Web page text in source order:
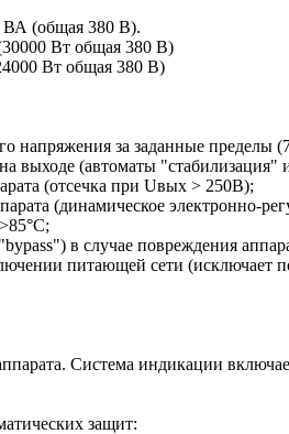
ВА (общая 380 В).
Вт общая 380 В)
Вт общая 380 В)
напряжения за заданные
выходе (автоматы
(отсечка при Uвых > 250В);
(динамическое электронно-
в случае повреждения
питающей сети (исключает
Система индикации
защит: